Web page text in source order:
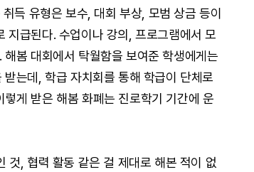
득 유형은 보수, 대회 부상, 모범 상금 등이
지급된다. 수업이나 강의, 프로그램에서 모
봄 대회에서 탁월함을 보여준 학생에게는
는데, 학급 자치회를 통해 학급이 단체로
게 받은 해봄 화폐는 진로학기 기간에 운
것, 협력 활동 같은 걸 제대로 해본 적이 없